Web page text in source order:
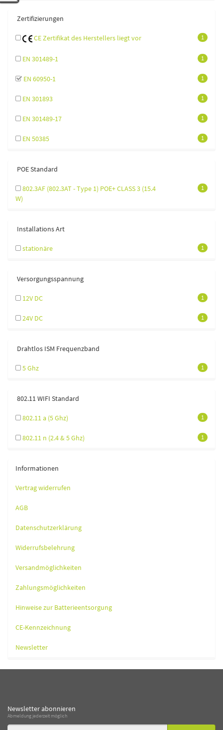
Zertifizierungen
1
CE Zertifikat des Herstellers liegt vor
1
EN 301489-1
1
EN 60950-1
1
EN 301893
1
EN 301489-17
1
EN 50385
POE Standard
1
802.3AF (802.3AT - Type 1) POE+ CLASS 3 (15.4
W)
Installations Art
1
stationäre
Versorgungsspannung
1
12V DC
1
24V DC
Drahtlos ISM Frequenzband
1
5 Ghz
802.11 WIFI Standard
1
802.11 a (5 Ghz)
1
802.11 n (2.4 & 5 Ghz)
Informationen
Vertrag widerrufen
AGB
Datenschutzerklärung
Widerrufsbelehrung
Versandmöglichkeiten
Zahlungsmöglichkeiten
Hinweise zur Batterieentsorgung
CE-Kennzeichnung
Newsletter
Newsletter abonnieren
Abmeldung jederzeit möglich
Email-